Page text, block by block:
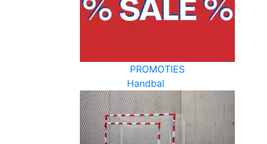
PROMOTIES
Handbal